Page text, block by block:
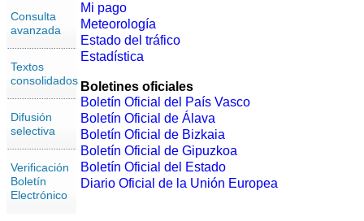
Consulta
avanzada
Textos
consolidados
Difusión
selectiva
Verificación
Boletín
Electrónico
Mi pago
Meteorología
Estado del tráfico
Estadística
Boletines oficiales
Boletín Oficial del País Vasco
Boletín Oficial de Álava
Boletín Oficial de Bizkaia
Boletín Oficial de Gipuzkoa
Boletín Oficial del Estado
Diario Oficial de la Unión Europea